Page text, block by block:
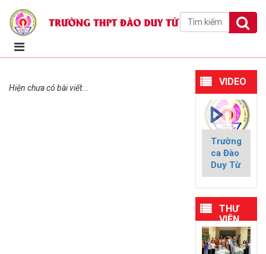
Hiện chưa có bài viết...
VIDEO
Trường
ca Đào
Duy Từ
THƯ
VIỆN
HÌNH
ẢNH